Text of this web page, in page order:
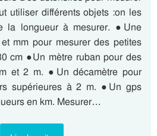
utiliser différents objets :on les
la longueur à mesurer. ●Une
mm pour mesurer des petites
cm ●Un mètre ruban pour des
et 2 m. ●Un décamètre pour
supérieures à 2 m. ●Un gps
en km. Mesurer…